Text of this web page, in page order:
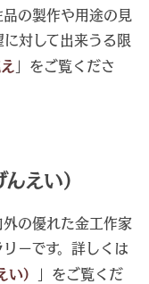
の製作や用途の見
対して出来うる限
」をご覧くださ
えい）
の優れた金工作家
ーです。詳しくは
）
」をご覧くだ